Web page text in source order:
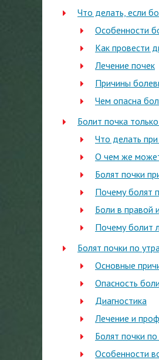
Что делать, если
Особенности
Как провести
Лечение почек
Причины
Чем опасна
Болит почка
Что делать
О чем же
Болят почки
Почему болят
Боли в правой
Почему болит
Болят почки по
Основные
Опасность
Диагностика
Лечение и
Болят почки
Особенности